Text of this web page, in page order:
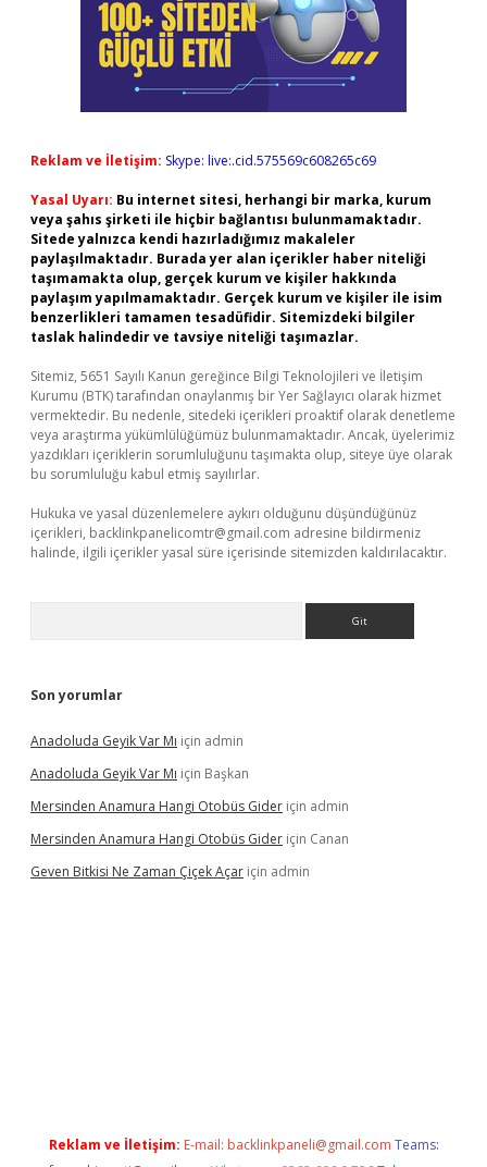
Reklam ve İletişim: Skype: live:.cid.575569c608265c69
Yasal Uyarı: Bu internet sitesi, herhangi bir marka, kurum
veya şahıs şirketi ile hiçbir bağlantısı bulunmamaktadır.
Sitede yalnızca kendi hazırladığımız makaleler
paylaşılmaktadır. Burada yer alan içerikler haber niteliği
taşımamakta olup, gerçek kurum ve kişiler hakkında
paylaşım yapılmamaktadır. Gerçek kurum ve kişiler ile isim
benzerlikleri tamamen tesadüfidir. Sitemizdeki bilgiler
taslak halindedir ve tavsiye niteliği taşımazlar.
Sitemiz, 5651 Sayılı Kanun gereğince Bilgi Teknolojileri ve İletişim
Kurumu (BTK) tarafından onaylanmış bir Yer Sağlayıcı olarak hizmet
vermektedir. Bu nedenle, sitedeki içerikleri proaktif olarak denetleme
veya araştırma yükümlülüğümüz bulunmamaktadır. Ancak, üyelerimiz
yazdıkları içeriklerin sorumluluğunu taşımakta olup, siteye üye olarak
bu sorumluluğu kabul etmiş sayılırlar.
Hukuka ve yasal düzenlemelere aykırı olduğunu düşündüğünüz
içerikleri, backlinkpanelicomtr@gmail.com adresine bildirmeniz
halinde, ilgili içerikler yasal süre içerisinde sitemizden kaldırılacaktır.
Son yorumlar
Anadoluda Geyik Var Mı için admin
Anadoluda Geyik Var Mı için Başkan
Mersinden Anamura Hangi Otobüs Gider için admin
Mersinden Anamura Hangi Otobüs Gider için Canan
Geven Bitkisi Ne Zaman Çiçek Açar için admin
Reklam ve İletişim: E-mail: backlinkpaneli@gmail.com Teams: